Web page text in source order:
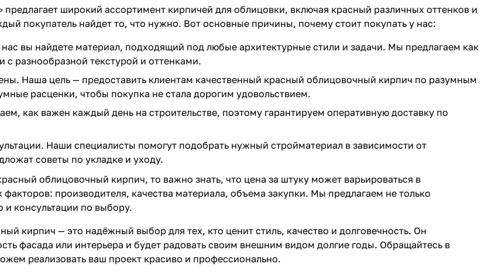
широкий ассортимент кирпичей для облицовки, включая красный различных оттенков и
покупатель найдет то, что нужно. Вот основные причины, почему стоит покупать у нас:
вы найдете материал, подходящий под любые архитектурные стили и задачи. Мы предлагаем как
с разнообразной текстурой и оттенками.
Наша цель — предоставить клиентам качественный красный облицовочный кирпич по разумным
расценки, чтобы покупка не стала дорогим удовольствием.
как важен каждый день на строительстве, поэтому гарантируем оперативную доставку по
Наши специалисты помогут подобрать нужный стройматериал в зависимости от
советы по укладке и уходу.
облицовочный кирпич, то важно знать, что цена за штуку может варьироваться в
факторов: производителя, качества материала, объема закупки. Мы предлагаем не только
и консультации по выбору.
кирпич — это надёжный выбор для тех, кто ценит стиль, качество и долговечность. Он
фасада или интерьера и будет радовать своим внешним видом долгие годы. Обращайтесь в
реализовать ваш проект красиво и профессионально.